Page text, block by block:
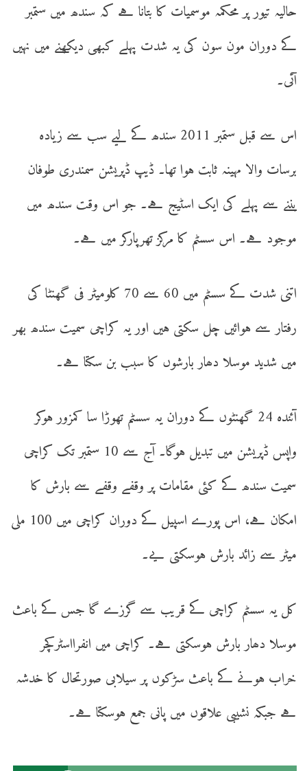
حالیہ تیور پر محکمہ موسمیات کا بتانا ہے کہ سندھ میں ستمبر
کے دوران مون سون کی یہ شدت پہلے کبھی دیکھنے میں نہیں
آئی۔
اس سے قبل ستمبر 2011 سندھ کے لیے سب سے زیادہ
برسات والا مہینہ ثابت ہوا تھا۔ ڈیپ ڈپریشن سمندری طوفان
بننے سے پہلے کی ایک اسٹیج ہے۔ جو اس وقت سندھ میں
موجود ہے۔ اس سسٹم کا مرکز تھرپارکر میں ہے۔
اتنی شدت کے سسٹم میں 60 سے 70 کلومیٹر فی گھنٹا کی
رفتار سے ہوائیں چل سکتی ہیں اور یہ کراچی سمیت سندھ بھر
میں شدید موسلا دھار بارشوں کا سبب بن سکتا ہے۔
آئندہ 24 گھنٹوں کے دوران یہ سسٹم تھوڑا سا کمزور ہوکر
واپس ڈپریشن میں تبدیل ہوگا۔ آج سے 10 ستمبر تک کراچی
سمیت سندھ کے کئی مقامات پر وقفے وقفے سے بارش کا
امکان ہے، اس پورے اسپیل کے دوران کراچی میں 100 ملی
میٹر سے زائد بارش ہوسکتی یے۔
کل یہ سسٹم کراچی کے قریب سے گرزے گا جس کے باعث
موسلا دھار بارش ہوسکتی ہے۔ کراچی میں انفرااسٹرکچر
خراب ہونے کے باعث سڑکوں پر سیلابی صورتحال کا خدشہ
ہے جبکہ نشیبی علاقوں میں پانی جمع ہوسکتا ہے۔